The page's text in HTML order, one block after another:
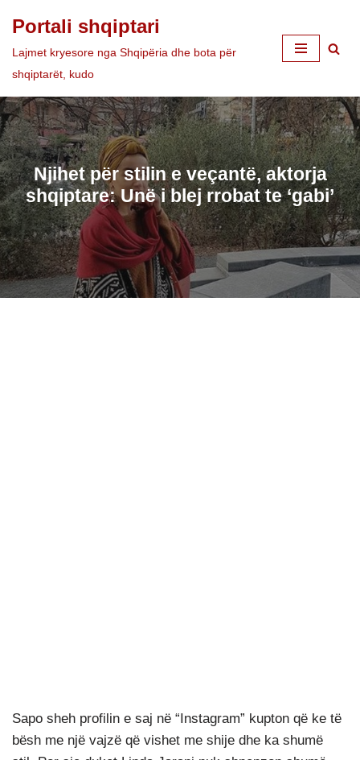
Skip
to
Portali shqiptari
Lajmet kryesore nga Shqipëria dhe bota për
shqiptarët, kudo
Njihet për stilin e veçantë, aktorja
shqiptare: Unë i blej rrobat te ‘gabi’
Sapo sheh profilin e saj në “Instagram” kupton që ke të
bësh me një vajzë që vishet me shije dhe ka shumë